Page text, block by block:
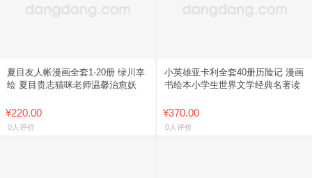
夏目友人帐漫画全套1-20册 绿川幸
绘 夏目贵志猫咪老师温馨治愈妖
¥220.00
0人评价
小英雄亚卡利全套40册历险记 漫画
书绘本小学生世界文学经典名著读
¥370.00
0人评价